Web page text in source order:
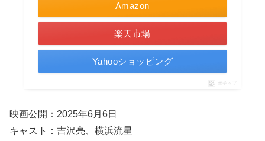
Amazon
楽天市場
Yahooショッピング
ポチップ
映画公開：2025年6月6日
キャスト：吉沢亮、横浜流星